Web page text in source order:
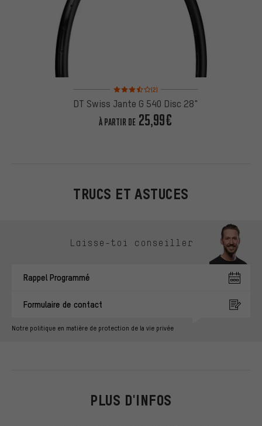
Note moyenne : 3,5 sur 5 d'après 2 avis
(2)
DT Swiss Jante G 540 Disc 28"
À PARTIR DE25,99€
TRUCS ET ASTUCES
Laisse-toi conseiller
Rappel Programmé
Formulaire de contact
Notre politique en matière de protection de la vie privée
PLUS D'INFOS